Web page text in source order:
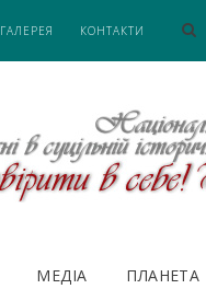
ГАЛЕРЕЯ КОНТАКТИ
МЕДІА ПЛАНЕТА